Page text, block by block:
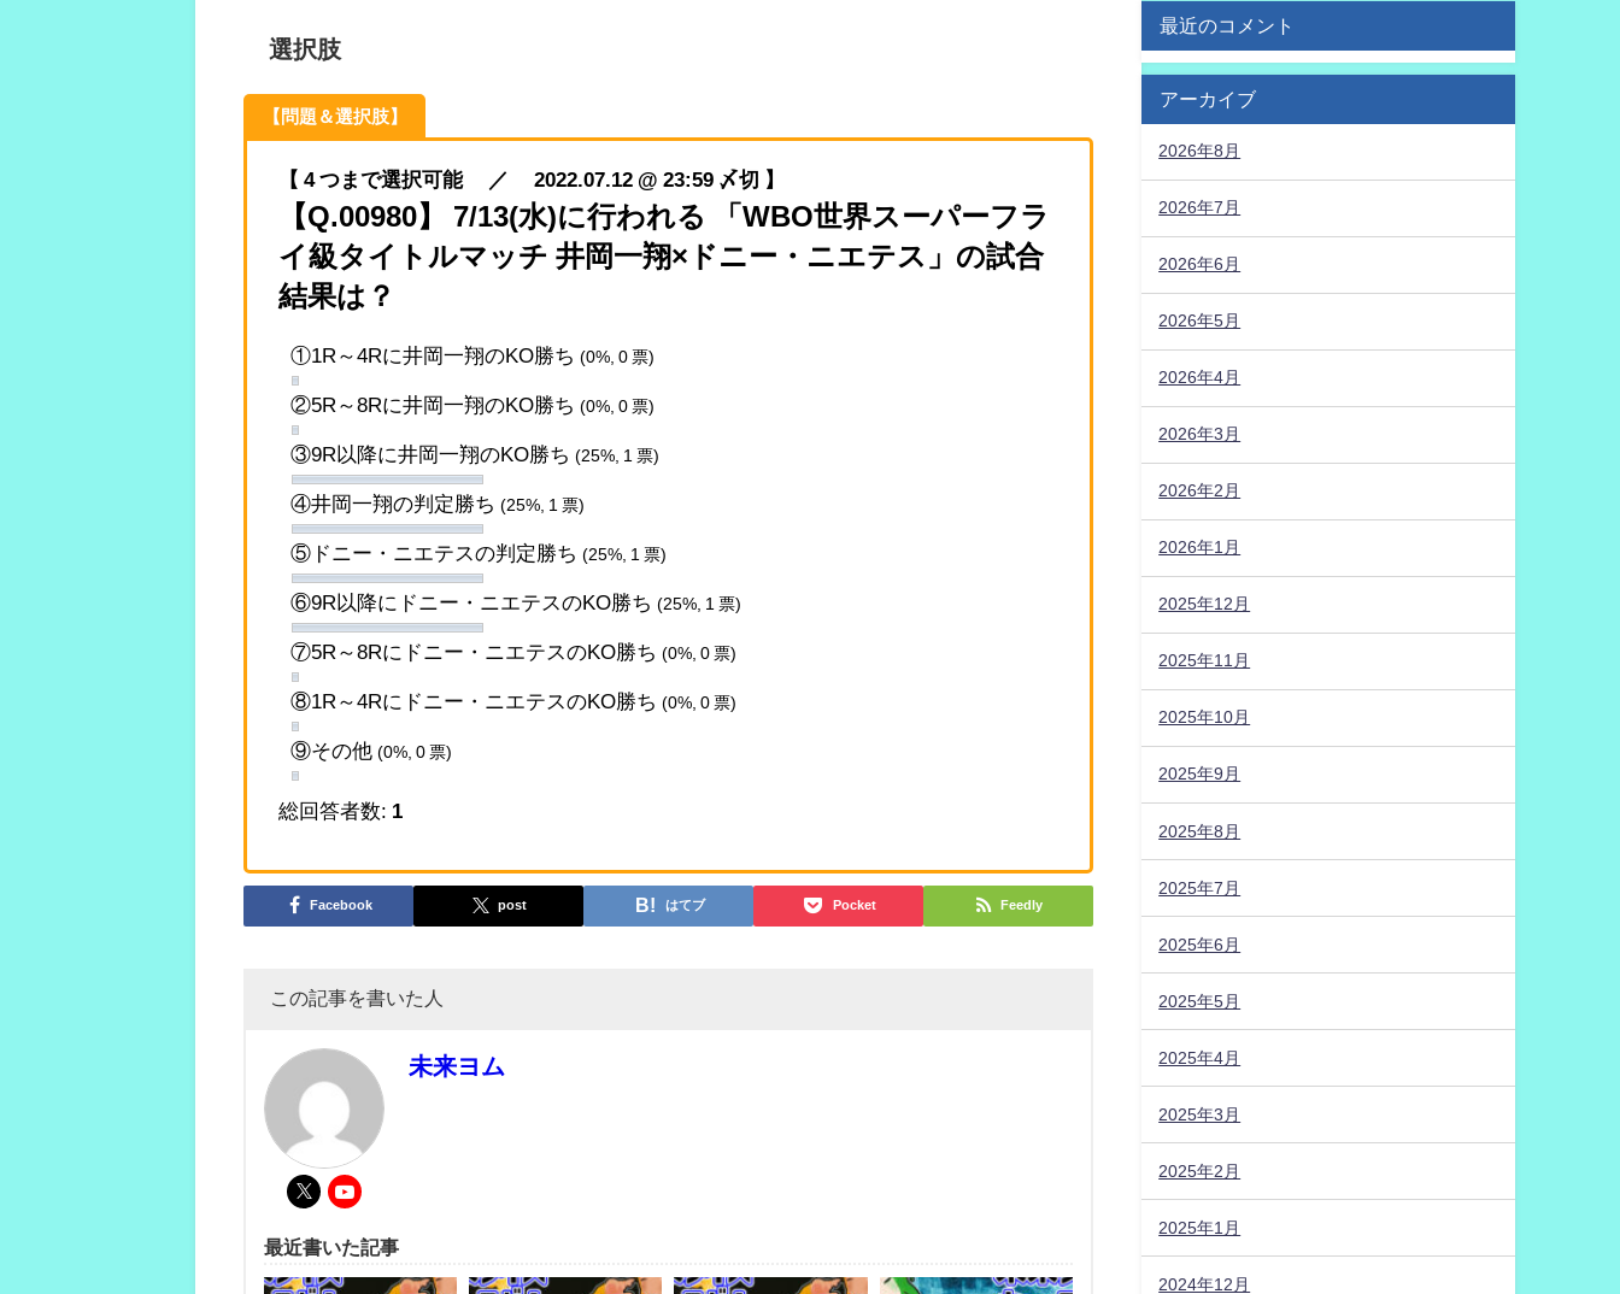
選択肢
【問題＆選択肢】
【 4 つまで選択可能 ／ 2022.07.12 @ 23:59 〆切 】
【Q.00980】 7/13(水)に行われる 「WBO世界スーパーフラ
イ級タイトルマッチ 井岡一翔×ドニー・ニエテス」の試合
結果は？
①1R～4Rに井岡一翔のKO勝ち (0%, 0 票)
②5R～8Rに井岡一翔のKO勝ち (0%, 0 票)
③9R以降に井岡一翔のKO勝ち (25%, 1 票)
④井岡一翔の判定勝ち (25%, 1 票)
⑤ドニー・ニエテスの判定勝ち (25%, 1 票)
⑥9R以降にドニー・ニエテスのKO勝ち (25%, 1 票)
⑦5R～8Rにドニー・ニエテスのKO勝ち (0%, 0 票)
⑧1R～4Rにドニー・ニエテスのKO勝ち (0%, 0 票)
⑨その他 (0%, 0 票)
総回答者数: 1
Facebook post はてブ Pocket Feedly
この記事を書いた人
未来ヨム
最近書いた記事
最近のコメント
アーカイブ
2026年8月
2026年7月
2026年6月
2026年5月
2026年4月
2026年3月
2026年2月
2026年1月
2025年12月
2025年11月
2025年10月
2025年9月
2025年8月
2025年7月
2025年6月
2025年5月
2025年4月
2025年3月
2025年2月
2025年1月
2024年12月